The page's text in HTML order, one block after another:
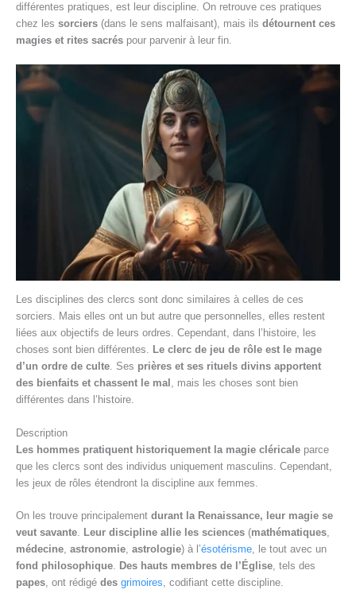
différentes pratiques, est leur discipline. On retrouve ces pratiques
chez les sorciers (dans le sens malfaisant), mais ils détournent ces
magies et rites sacrés pour parvenir à leur fin.
Les disciplines des clercs sont donc similaires à celles de ces
sorciers. Mais elles ont un but autre que personnelles, elles restent
liées aux objectifs de leurs ordres. Cependant, dans l’histoire, les
choses sont bien différentes. Le clerc de jeu de rôle est le mage
d’un ordre de culte. Ses prières et ses rituels divins apportent
des bienfaits et chassent le mal , mais les choses sont bien
différentes dans l’histoire.
Description
Les hommes pratiquent historiquement la magie cléricale parce
que les clercs sont des individus uniquement masculins. Cependant,
les jeux de rôles étendront la discipline aux femmes.
On les trouve principalement durant la Renaissance, leur magie se
veut savante
Leur discipline allie les sciences (mathématiques
médecine astronomie astrologie) à l’ésotérisme , le tout avec un
fond philosophique
Des hauts membres de l’Église , tels des
papes , ont rédigé des grimoires , codifiant cette discipline.